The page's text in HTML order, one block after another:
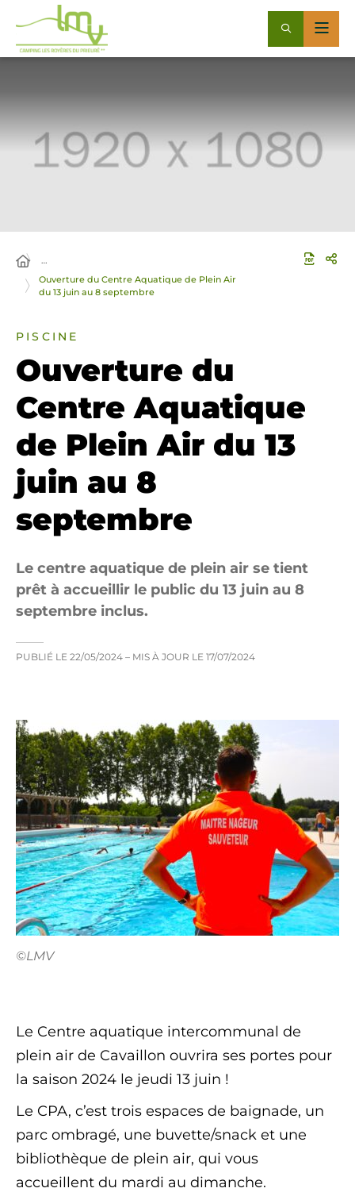
…
Ouverture du Centre Aquatique de Plein Air
du 13 juin au 8 septembre
PISCINE
Ouverture du
Centre Aquatique
de Plein Air du 13
juin au 8
septembre
Le centre aquatique de plein air se tient
prêt à accueillir le public du 13 juin au 8
septembre inclus.
PUBLIÉ LE 22/05/2024 – MIS À JOUR LE 17/07/2024
©LMV
Le Centre aquatique intercommunal de
plein air de Cavaillon ouvrira ses portes pour
la saison 2024 le jeudi 13 juin !
Le CPA, c’est trois espaces de baignade, un
parc ombragé, une buvette/snack et une
bibliothèque de plein air, qui vous
accueillent du mardi au dimanche.